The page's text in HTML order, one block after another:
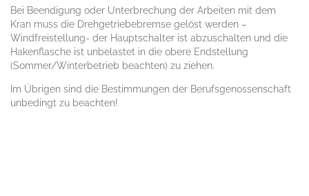
Bei Beendigung oder Unterbrechung der Arbeiten mit dem
Kran muss die Drehgetriebebremse gelöst werden –
Windfreistellung- der Hauptschalter ist abzuschalten und die
Hakenflasche ist unbelastet in die obere Endstellung
(Sommer/Winterbetrieb beachten) zu ziehen.
Im Übrigen sind die Bestimmungen der Berufsgenossenschaft
unbedingt zu beachten!